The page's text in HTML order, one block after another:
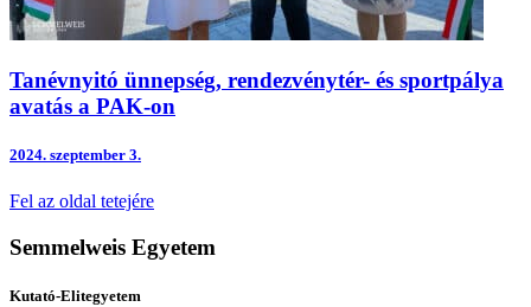
Tanévnyitó ünnepség, rendezvénytér- és sportpálya
avatás a PAK-on
2024. szeptember 3.
Fel az oldal tetejére
Semmelweis Egyetem
Kutató-Elitegyetem